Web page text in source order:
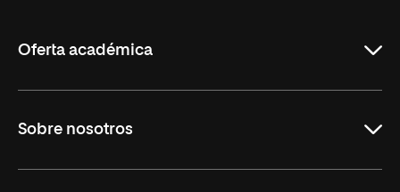
Oferta académica
Maestrías
Sobre nosotros